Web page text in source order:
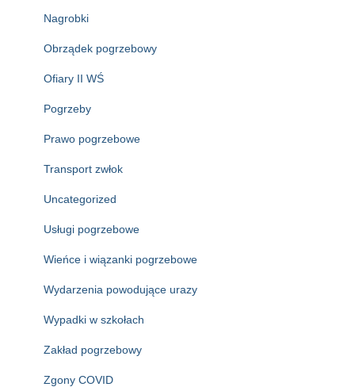
Nagrobki
Obrządek pogrzebowy
Ofiary II WŚ
Pogrzeby
Prawo pogrzebowe
Transport zwłok
Uncategorized
Usługi pogrzebowe
Wieńce i wiązanki pogrzebowe
Wydarzenia powodujące urazy
Wypadki w szkołach
Zakład pogrzebowy
Zgony COVID